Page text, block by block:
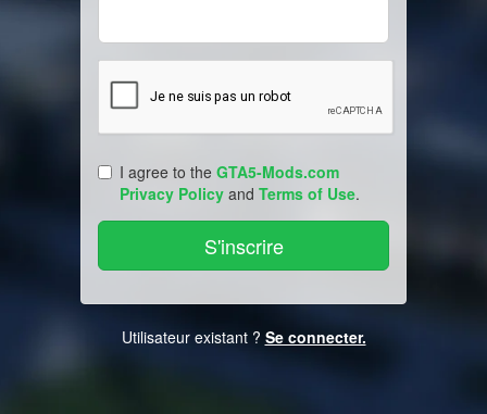
I agree to the GTA5-Mods.com
Privacy Policy and Terms of Use.
Utilisateur existant ? Se connecter.